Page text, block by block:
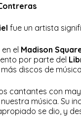
fue un artista
el Madison
por parte del
discos de
cantantes con
música. Su
se dio, y